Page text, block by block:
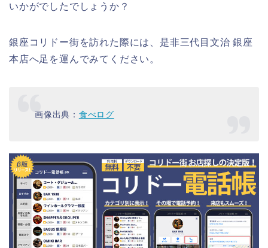
いかがでしたでしょうか？
銀座コリドー街を訪れた際には、是非三代目文治 銀座
本店へ足を運んでみてください。
画像出典： 食べログ